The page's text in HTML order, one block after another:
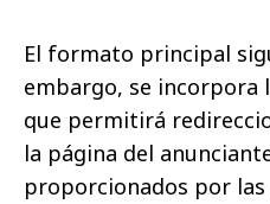
El formato principal
embargo, se incorpora
que permitirá
la página del
proporcionados por